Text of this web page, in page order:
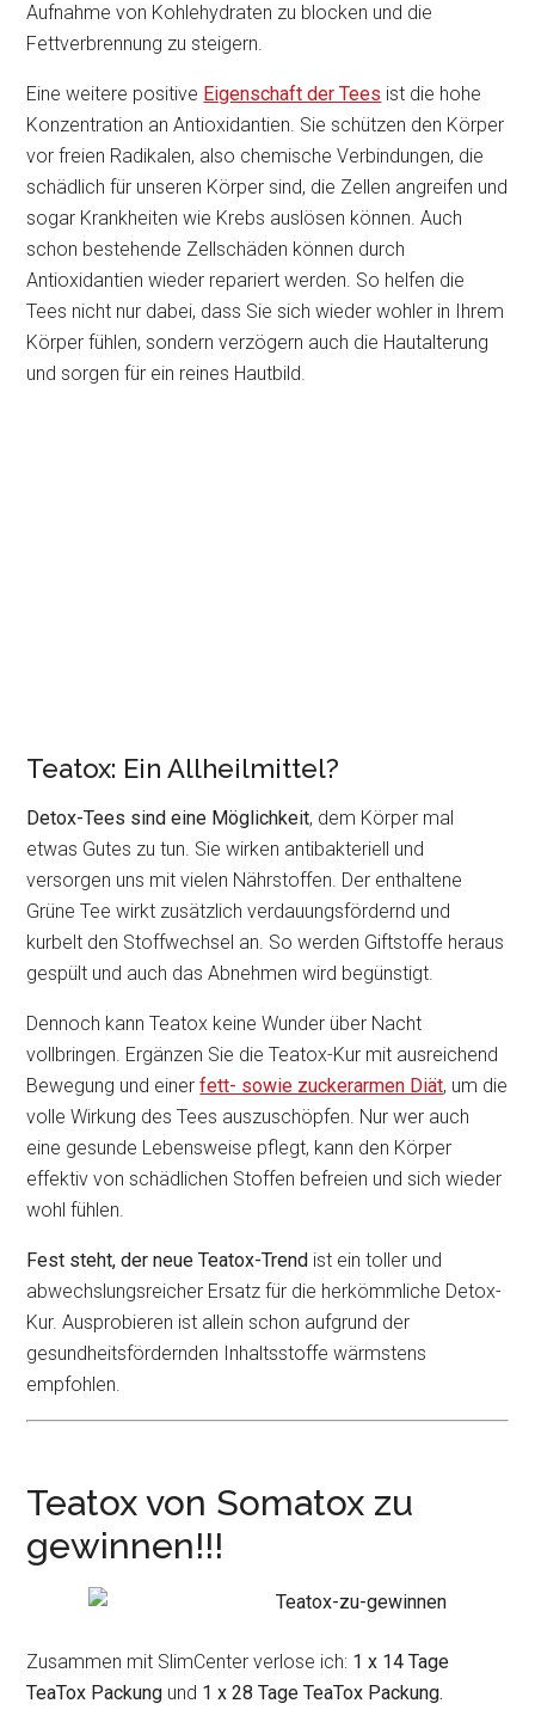
Aufnahme von Kohlehydraten zu blocken und die
Fettverbrennung zu steigern.
Eine weitere positive Eigenschaft der Tees ist die hohe
Konzentration an Antioxidantien. Sie schützen den Körper
vor freien Radikalen, also chemische Verbindungen, die
schädlich für unseren Körper sind, die Zellen angreifen und
sogar Krankheiten wie Krebs auslösen können. Auch
schon bestehende Zellschäden können durch
Antioxidantien wieder repariert werden. So helfen die
Tees nicht nur dabei, dass Sie sich wieder wohler in Ihrem
Körper fühlen, sondern verzögern auch die Hautalterung
und sorgen für ein reines Hautbild.
Teatox: Ein Allheilmittel?
Detox-Tees sind eine Möglichkeit, dem Körper mal
etwas Gutes zu tun. Sie wirken antibakteriell und
versorgen uns mit vielen Nährstoffen. Der enthaltene
Grüne Tee wirkt zusätzlich verdauungsfördernd und
kurbelt den Stoffwechsel an. So werden Giftstoffe heraus
gespült und auch das Abnehmen wird begünstigt.
Dennoch kann Teatox keine Wunder über Nacht
vollbringen. Ergänzen Sie die Teatox-Kur mit ausreichend
Bewegung und einerfett- sowie zuckerarmen Diät, um die
volle Wirkung des Tees auszuschöpfen. Nur wer auch
eine gesunde Lebensweise pflegt, kann den Körper
effektiv von schädlichen Stoffen befreien und sich wieder
wohl fühlen.
Fest steht, der neue Teatox-Trend ist ein toller und
abwechslungsreicher Ersatz für die herkömmliche Detox-
Kur. Ausprobieren ist allein schon aufgrund der
gesundheitsfördernden Inhaltsstoffe wärmstens
empfohlen.
Teatox von Somatox zu
gewinnen!!!
Zusammen mit SlimCenter verlose ich: 1 x 14 Tage
TeaTox Packung und 1 x 28 Tage TeaTox Packung.